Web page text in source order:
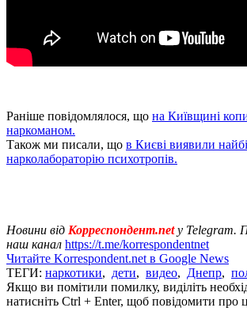
Раніше повідомлялося, що на Київщині
наркоманом.
Також ми писали, що в Києві виявили
нарколабораторію психотропів.
Новини від Корреспондент.net у Telegram.
наш канал https://t.me/korrespondentnet
Читайте Korrespondent.net в Google News
ТЕГИ: наркотики, дети, видео, Днепр,
Якщо ви помітили помилку, виділіть
натисніть Ctrl + Enter, щоб повідомити про